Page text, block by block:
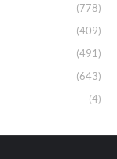
(778)
(409)
(491)
(643)
(4)